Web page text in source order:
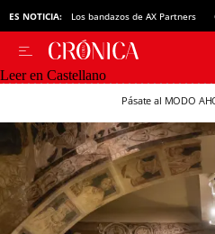
ES NOTICIA: Los bandazos de AX Partners
Leer en Castellano
Pásate al MODO